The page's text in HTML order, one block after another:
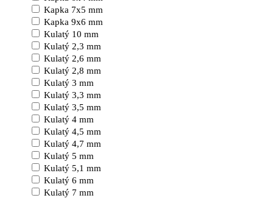
Kapka 7x5 mm
Kapka 9x6 mm
Kulatý 10 mm
Kulatý 2,3 mm
Kulatý 2,6 mm
Kulatý 2,8 mm
Kulatý 3 mm
Kulatý 3,3 mm
Kulatý 3,5 mm
Kulatý 4 mm
Kulatý 4,5 mm
Kulatý 4,7 mm
Kulatý 5 mm
Kulatý 5,1 mm
Kulatý 6 mm
Kulatý 7 mm